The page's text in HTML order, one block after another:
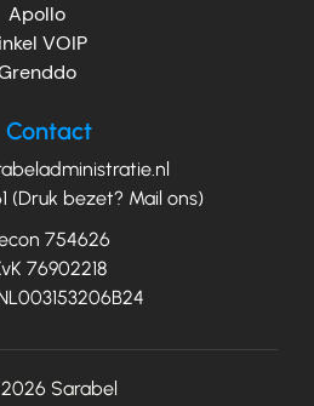
Apollo
VOIP
Contact
(Druk bezet? Mail ons)
754626
76902218
Sarabel